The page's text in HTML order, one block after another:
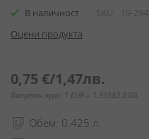
снимки
В наличност SKU
19-294
Оцени продукта
0,75 €/1,47лв.
Валутен курс: 1 EUR = 1.95583 BGN
Обем: 0.425 л.